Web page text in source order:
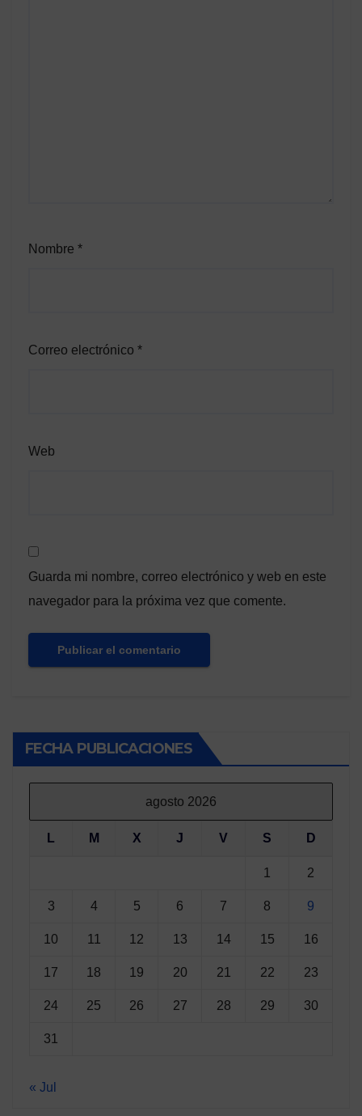
Nombre *
Correo electrónico *
Web
Guarda mi nombre, correo electrónico y web en este
navegador para la próxima vez que comente.
FECHA PUBLICACIONES
agosto 2026
L M X J V S D
1 2
3 4 5 6 7 8 9
10 11 12 13 14 15 16
17 18 19 20 21 22 23
24 25 26 27 28 29 30
31
« Jul